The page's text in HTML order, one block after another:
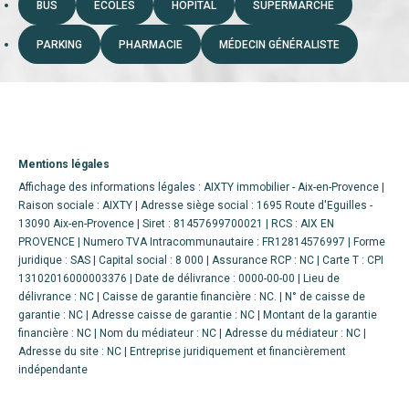
BUS ECOLES HÔPITAL SUPERMARCHÉ
PARKING PHARMACIE MÉDECIN GÉNÉRALISTE
Mentions légales
Affichage des informations légales : AIXTY immobilier - Aix-en-Provence |
Raison sociale : AIXTY | Adresse siège social : 1695 Route d'Eguilles -
13090 Aix-en-Provence | Siret : 81457699700021 | RCS : AIX EN
PROVENCE | Numero TVA Intracommunautaire : FR12814576997 | Forme
juridique : SAS | Capital social : 8 000 | Assurance RCP : NC | Carte T : CPI
13102016000003376 | Date de délivrance : 0000-00-00 | Lieu de
délivrance : NC | Caisse de garantie financière : NC. | N° de caisse de
garantie : NC | Adresse caisse de garantie : NC | Montant de la garantie
financière : NC | Nom du médiateur : NC | Adresse du médiateur : NC |
Adresse du site : NC |
Entreprise juridiquement et financièrement
indépendante